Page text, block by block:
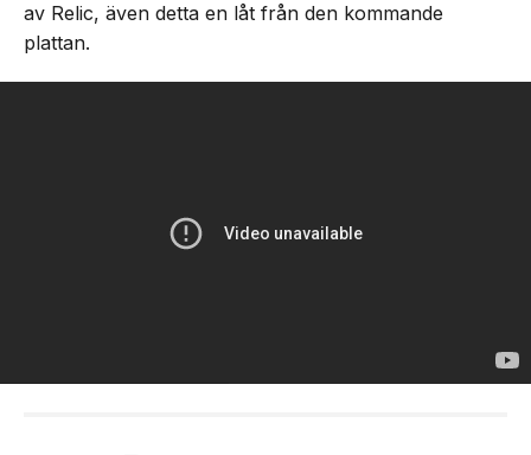
av Relic, även detta en låt från den kommande
plattan.